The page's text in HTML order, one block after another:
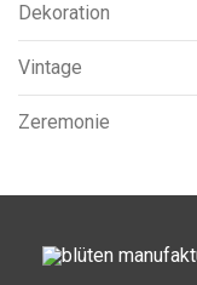
Dekoration
Vintage
Zeremonie